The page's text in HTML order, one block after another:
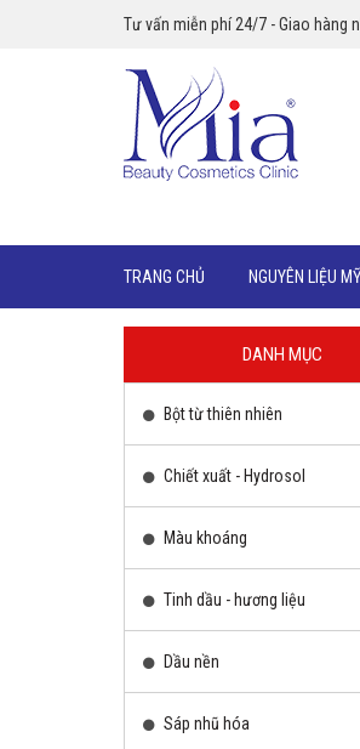
Tư vấn miễn phí 24/7 - Giao hàng
TRANG CHỦ NGUYÊN LIỆU
DANH MỤC
Bột từ thiên nhiên
Chiết xuất - Hydrosol
Màu khoáng
Tinh dầu - hương liệu
Dầu nền
Sáp nhũ hóa